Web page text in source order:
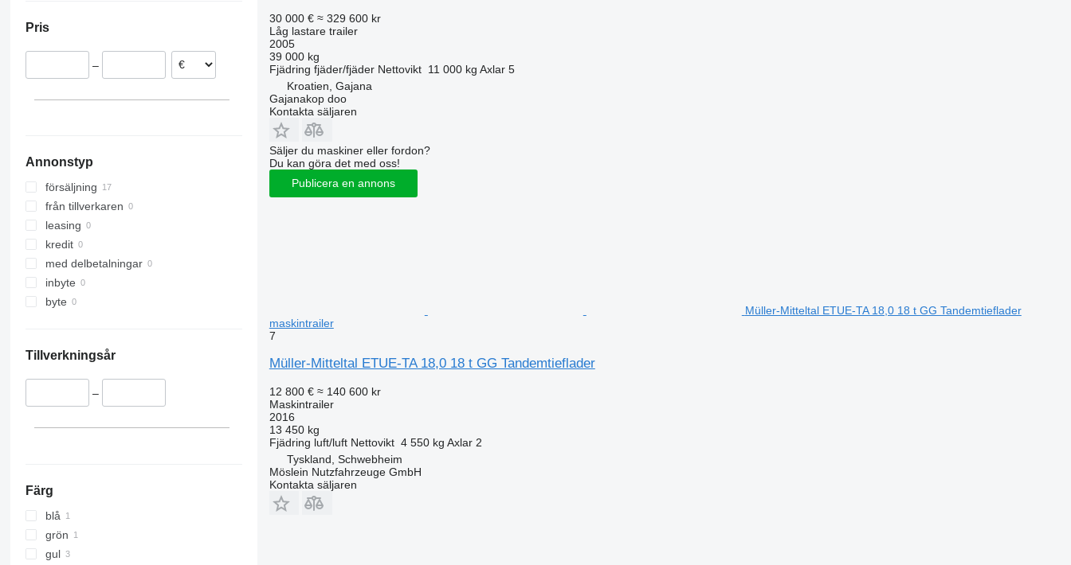
Pris
–
Annonstyp
försäljning
från tillverkaren
leasing
kredit
med delbetalningar
inbyte
byte
Tillverkningsår
–
Färg
blå
grön
gul
30 000 € ≈ 329 600 kr
Låg lastare trailer
2005
39 000 kg
Fjädring fjäder/fjäder Nettovikt 11 000 kg Axlar 5
Kroatien, Gajana
Gajanakop doo
Kontakta säljaren
Säljer du maskiner eller fordon?
Du kan göra det med oss!
Publicera en annons
Müller-Mitteltal ETUE-TA 18,0 18 t GG Tandemtieflader
maskintrailer
7
Müller-Mitteltal ETUE-TA 18,0 18 t GG Tandemtieflader
12 800 € ≈ 140 600 kr
Maskintrailer
2016
13 450 kg
Fjädring luft/luft Nettovikt 4 550 kg Axlar 2
Tyskland, Schwebheim
Möslein Nutzfahrzeuge GmbH
Kontakta säljaren